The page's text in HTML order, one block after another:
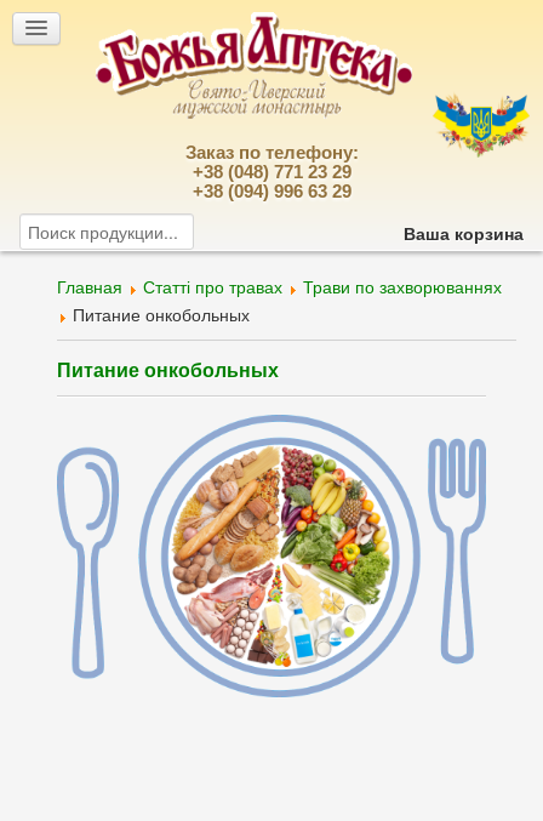
Заказ по телефону:
+38 (048) 771 23 29
+38 (094) 996 63 29
Ваша корзина
Главная Статті про травах
Трави по захворюваннях
Питание онкобольных
Питание онкобольных